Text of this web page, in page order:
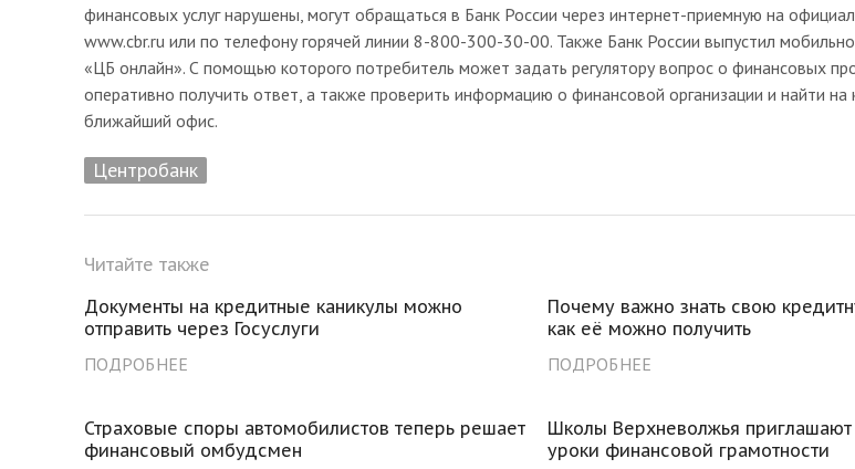
финансовых услуг нарушены, могут обращаться в Банк России через интернет-приемную на
www.cbr.ru или по телефону горячей линии 8-800-300-30-00. Также Банк России выпустил
«ЦБ онлайн». С помощью которого потребитель может задать регулятору вопрос о финансовых
оперативно получить ответ, а также проверить информацию о финансовой организации и найти на
ближайший офис.
Центробанк
Читайте также
Документы на кредитные каникулы можно
отправить через Госуслуги
ПОДРОБНЕЕ
Почему важно знать свою
как её можно получить
ПОДРОБНЕЕ
Страховые споры автомобилистов теперь решает
финансовый омбудсмен
Школы Верхневолжья приглашают
уроки финансовой грамотности